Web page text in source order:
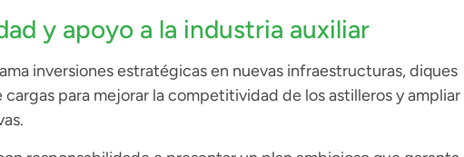
y apoyo a la industria auxiliar
inversiones estratégicas en nuevas infraestructuras, diques
para mejorar la competitividad de los astilleros y ampliar